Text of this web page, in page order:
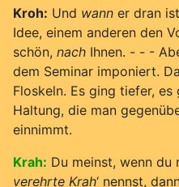
Kroh: Und wann er dran
Idee, einem anderen den
schön, nach Ihnen. - - -
dem Seminar imponiert.
Floskeln. Es ging tiefer, es
Haltung, die man
einnimmt.
Krah: Du meinst, wenn du
verehrte Krah‘ nennst,